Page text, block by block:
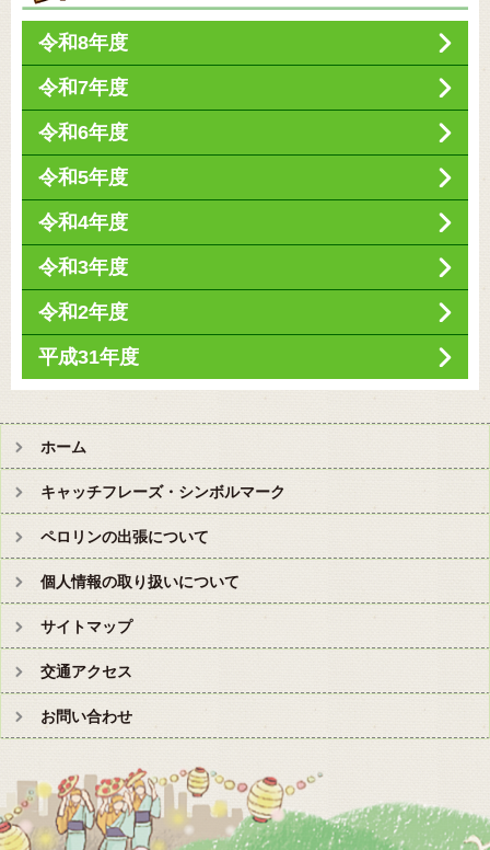
令和8年度
令和7年度
令和6年度
令和5年度
令和4年度
令和3年度
令和2年度
平成31年度
ホーム
キャッチフレーズ・シンボルマーク
ペロリンの出張について
個人情報の取り扱いについて
サイトマップ
交通アクセス
お問い合わせ